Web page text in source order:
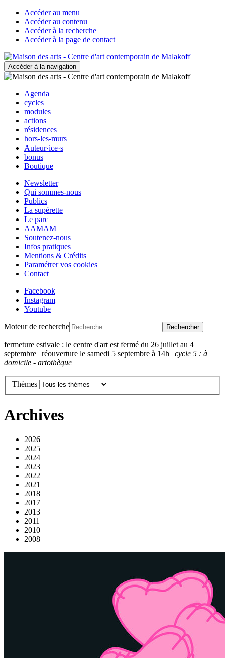
Accéder au menu
Accéder au contenu
Accéder à la recherche
Accéder à la page de contact
Accéder à la navigation
Agenda
cycles
modules
actions
résidences
hors-les-murs
Auteur·ice·s
bonus
Boutique
Newsletter
Qui sommes-nous
Publics
La supérette
Le parc
AAMAM
Soutenez-nous
Infos pratiques
Mentions & Crédits
Paramétrer vos cookies
Contact
Facebook
Instagram
Youtube
Moteur de recherche Rechercher
fermeture estivale : le centre d'art est fermé du 26 juillet au 4
septembre | réouverture le samedi 5 septembre à 14h | cycle 5 : à
domicile - artothèque
Thèmes
Archives
2026
2025
2024
2023
2022
2021
2018
2017
2013
2011
2010
2008